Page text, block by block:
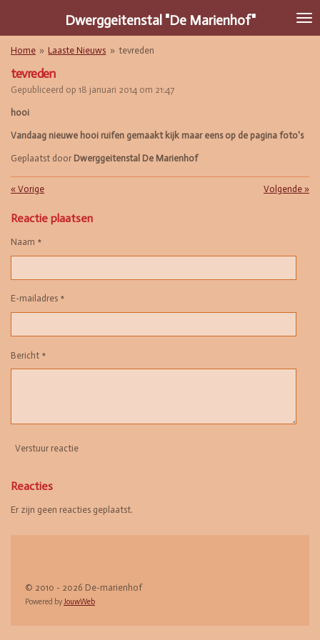
de
hoofdinhoud
Dwerggeitenstal "De Marienhof"
Home » Laaste Nieuws » tevreden
tevreden
Gepubliceerd op 18 januari 2014 om 21:47
hooi
Vandaag nieuwe hooi ruifen gemaakt kijk maar eens op de pagina foto's
Geplaatst door Dwerggeitenstal De Marienhof
« Vorige Volgende »
Reactie plaatsen
Naam *
E-mailadres *
Bericht *
Verstuur reactie
Reacties
Er zijn geen reacties geplaatst.
© 2010 - 2026 De-marienhof
Powered byJouwWeb